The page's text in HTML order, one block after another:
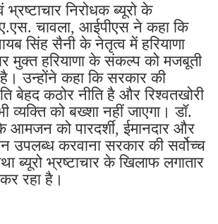
भ्रष्टाचार निरोधक ब्यूरो के
चावला, आईपीएस ने कहा कि
सिंह सैनी के नेतृत्व में हरियाणा
मुक्त हरियाणा के संकल्प को मजबूती
उन्होंने कहा कि सरकार की
बेहद कठोर नीति है और रिश्वतखोरी
व्यक्ति को बख्शा नहीं जाएगा। डॉ.
आमजन को पारदर्शी, ईमानदार और
उपलब्ध करवाना सरकार की सर्वोच्च
ब्यूरो भ्रष्टाचार के खिलाफ लगातार
कर रहा है।